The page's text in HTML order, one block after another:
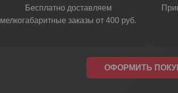
Бесплатно доставляем
мелкогабаритные заказы от 400 руб.
ОФОРМИТЬ